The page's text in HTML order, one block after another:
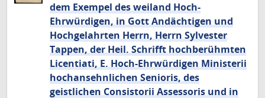
dem Exempel des weiland Hoch-
Ehrwürdigen, in Gott Andächtigen und
Hochgelahrten Herrn, Herrn Sylvester
Tappen, der Heil. Schrifft hochberühmten
Licentiati, E. Hoch-Ehrwürdigen Ministerii
hochansehnlichen Senioris, des
geistlichen Consistorii Assessoris und in